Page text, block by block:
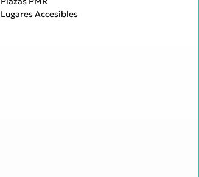
Lugares Accesibles